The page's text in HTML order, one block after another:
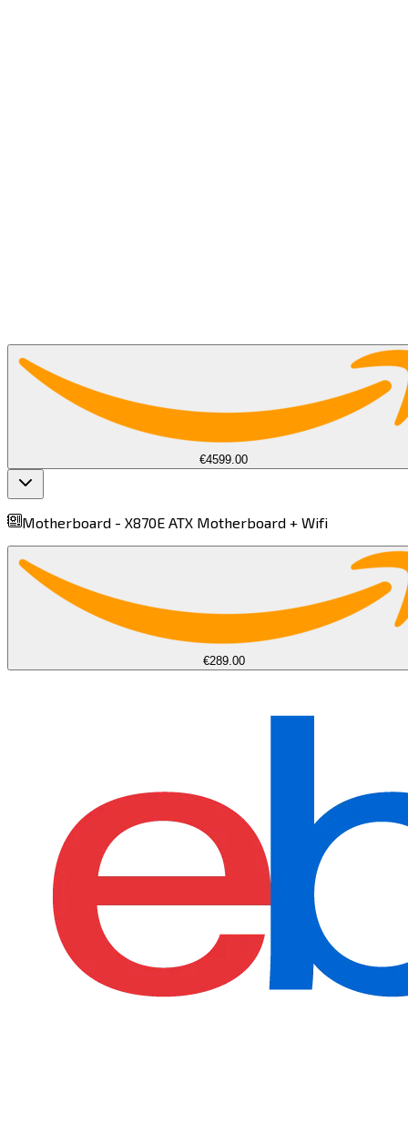
find more oncpus.gg
€4599.00
Motherboard - X870E ATX Motherboard + Wifi​​​​‌ ‍ ​‍​‍‌‍ ‌ ​‍‌‍‍‌‌‍‌ ‌‍‍‌‌‍ ‍​‍​‍​ ‍‍​‍​‍‌ ​ ‌‍​‌‌‍ ‍‌‍‍‌‌ ‌​‌ ‍‌​‍ ‍‌‍‍‌‌‍ ​‍​‍​‍ ​​‍​‍‌‍‍​‌ ​‍‌‍‌‌‌‍‌‍​‍​‍​ ‍‍​‍​‍​‍ ‌‍​‌‌‍‌​‌‍ ‌‌‍‍‌‌‍ ‍​‍ ‌‍‍‌‌‍ ‍‌ ‌​‌‍‌‌‌‍ ‍‌ ‌​​‍ ‌‍‌‌‌‍‌​‌‍‍‌‌ ‌​​‍ ‌‍ ‌‌‍ ‌‍‌​‌‍‌‌​ ‌‌ ​​‌ ​‍‌‍‌‌‌ ​ ‌‍‌‌‌‍ ‍‌ ‌​‌‍​‌‌ ‌​‌‍‍‌‌‍ ‌‍ ‍​ ‍ ‌‍‍‌‌‍‌​​ ‌​ ‍‌‌‍​‌​ ​‌‌‍​‌​ ​‍​ ‍‌‌‍​ ‌‍‌‍​‍ ‌‌‍‌‍​ ‌​​ ​‍​ ‌‌​‍ ‌​ ‌​​ ​ ​ ‌‍​ ‍​​‍ ‌​ ‍‌​ ​‌​ ‍​‌‍‌​​‍ ‌‌‍‌‌​ ‍‌‌‍​‍​ ​​​ ​‌‌‍‌​‌‍‌‍​ ‌‍​ ​​​ ‌​​ ​ ​ ​‌​ ‍ ‌ ‌​‌ ‍‌‌ ​​‌‍‌‌​ ‌‌‍ ‌‌‍ ‌ ‌​‌‍‍​‌‍‌‌‌ ​‍‌‍​‍‌‍ ‌‍​‌‌ ​‍‌‍‌​​ ‍ ‌ ​​‌‍​‌‌ ‌​‌‍‍​​ ‌‌‍ ‍‌‍​‌‌‍ ‌‌‍‌‌​ ‌‍​‍‌‍​‌‌ ​ ‌‍‌‌‌‌‌‌‌ ​‍‌‍ ​​ ‌​‍‌‌​ ​‍‌​‌‍‌‍​‌‌‍‌​‌‍ ‌‌‍‍‌‌‍ ‍​‍‌‍‌‍‍‌‌‍‌​​ ‌​ ‍‌‌‍​‌​ ​‌‌‍​‌​ ​‍​ ‍‌‌‍​ ‌‍‌‍​‍ ‌‌‍‌‍​ ‌​​ ​‍​ ‌‌​‍ ‌​ ‌​​ ​ ​ ‌‍​ ‍​​‍ ‌​ ‍‌​ ​‌​ ‍​‌‍‌​​‍ ‌‌‍‌‌​ ‍‌‌‍​‍​ ​​​ ​‌‌‍‌​‌‍‌‍​ ‌‍​ ​​​ ‌​​ ​ ​ ​‌​‍‌‍‌ ‌​‌ ‍‌‌ ​​‌‍‌‌​ ‌‌‍ ‌‌‍ ‌ ‌​‌‍‍​‌‍‌‌‌ ​‍‌‍​‍‌‍ ‌‍​‌‌ ​‍‌‍‌​​‍‌‍‌ ​​‌‍​‌‌ ‌​‌‍‍​​ ‌‌‍ ‍‌‍​‌‌‍ ‌‌‍‌‌​‍‌‍‌ ​​‌‍‌‌‌ ​‍‌ ​ ‌ ​​‌‍‌‌‌‍​ ‌ ‌​‌‍‍‌‌ ‌‍‌‍‌‌​ ‌‌ ​​‌ ‌‌‌‍​‍‌‍ ​‌‍‍‌‌ ​ ‌‍‍​‌‍‌‌‌‍‌​​‍​‍‌ ‌
€289.00